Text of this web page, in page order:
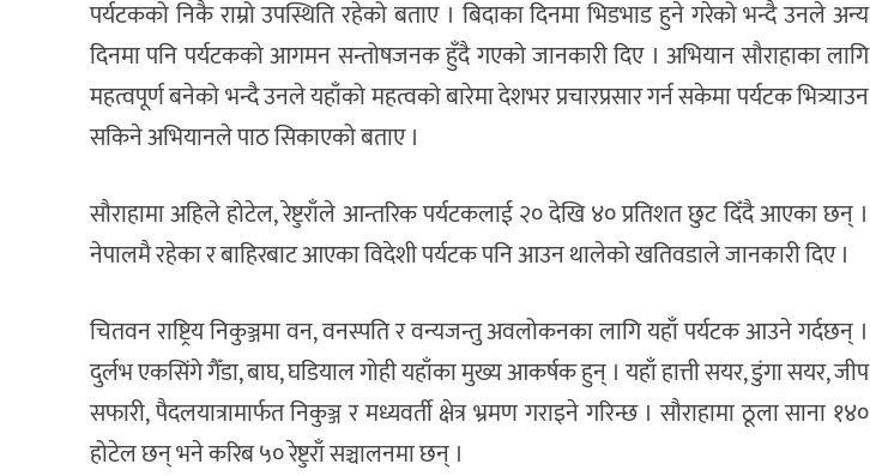
पर्यटकको निकै राम्रो उपस्थिति रहेको बताए । बिदाका दिनमा भिडभाड हुने गरेको भन्दै उनले अन्य
दिनमा पनि पर्यटकको आगमन सन्तोषजनक हुँदै गएको जानकारी दिए । अभियान सौराहाका लागि
महत्वपूर्ण बनेको भन्दै उनले यहाँको महत्वको बारेमा देशभर प्रचारप्रसार गर्न सकेमा पर्यटक भित्र्याउन
सकिने अभियानले पाठ सिकाएको बताए ।
सौराहामा अहिले होटेल, रेष्टुराँले आन्तरिक पर्यटकलाई २० देखि ४० प्रतिशत छुट दिँदै आएका छन् ।
नेपालमै रहेका र बाहिरबाट आएका विदेशी पर्यटक पनि आउन थालेको खतिवडाले जानकारी दिए ।
चितवन राष्ट्रिय निकुञ्जमा वन, वनस्पति र वन्यजन्तु अवलोकनका लागि यहाँ पर्यटक आउने गर्दछन् ।
दुर्लभ एकसिंगे गैँडा, बाघ, घडियाल गोही यहाँका मुख्य आकर्षक हुन् । यहाँ हात्ती सयर, डुंगा सयर, जीप
सफारी, पैदलयात्रामार्फत निकुञ्ज र मध्यवर्ती क्षेत्र भ्रमण गराइने गरिन्छ । सौराहामा ठूला साना १४०
होटेल छन् भने करिब ५० रेष्टुराँ सञ्चालनमा छन् ।